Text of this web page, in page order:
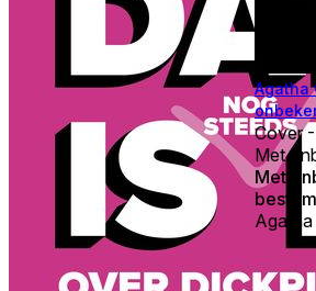
Agatha
Cover
Met
Met
Agatha